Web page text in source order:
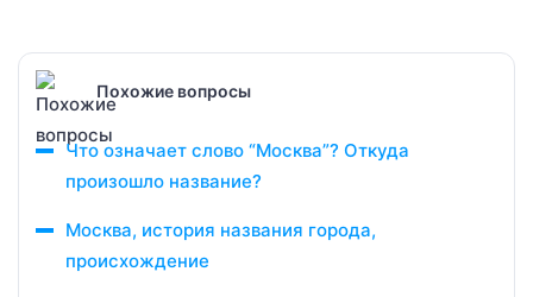
Похожие вопросы
Что означает слово “Москва”? Откуда
произошло название?
Москва, история названия города,
происхождение